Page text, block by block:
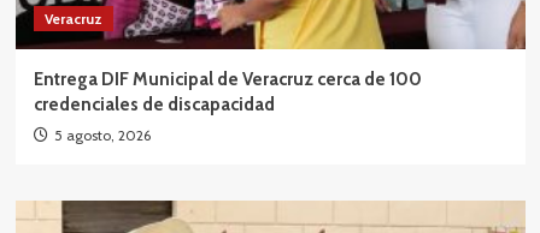
Veracruz
Entrega DIF Municipal de Veracruz cerca de 100
credenciales de discapacidad
5 agosto, 2026